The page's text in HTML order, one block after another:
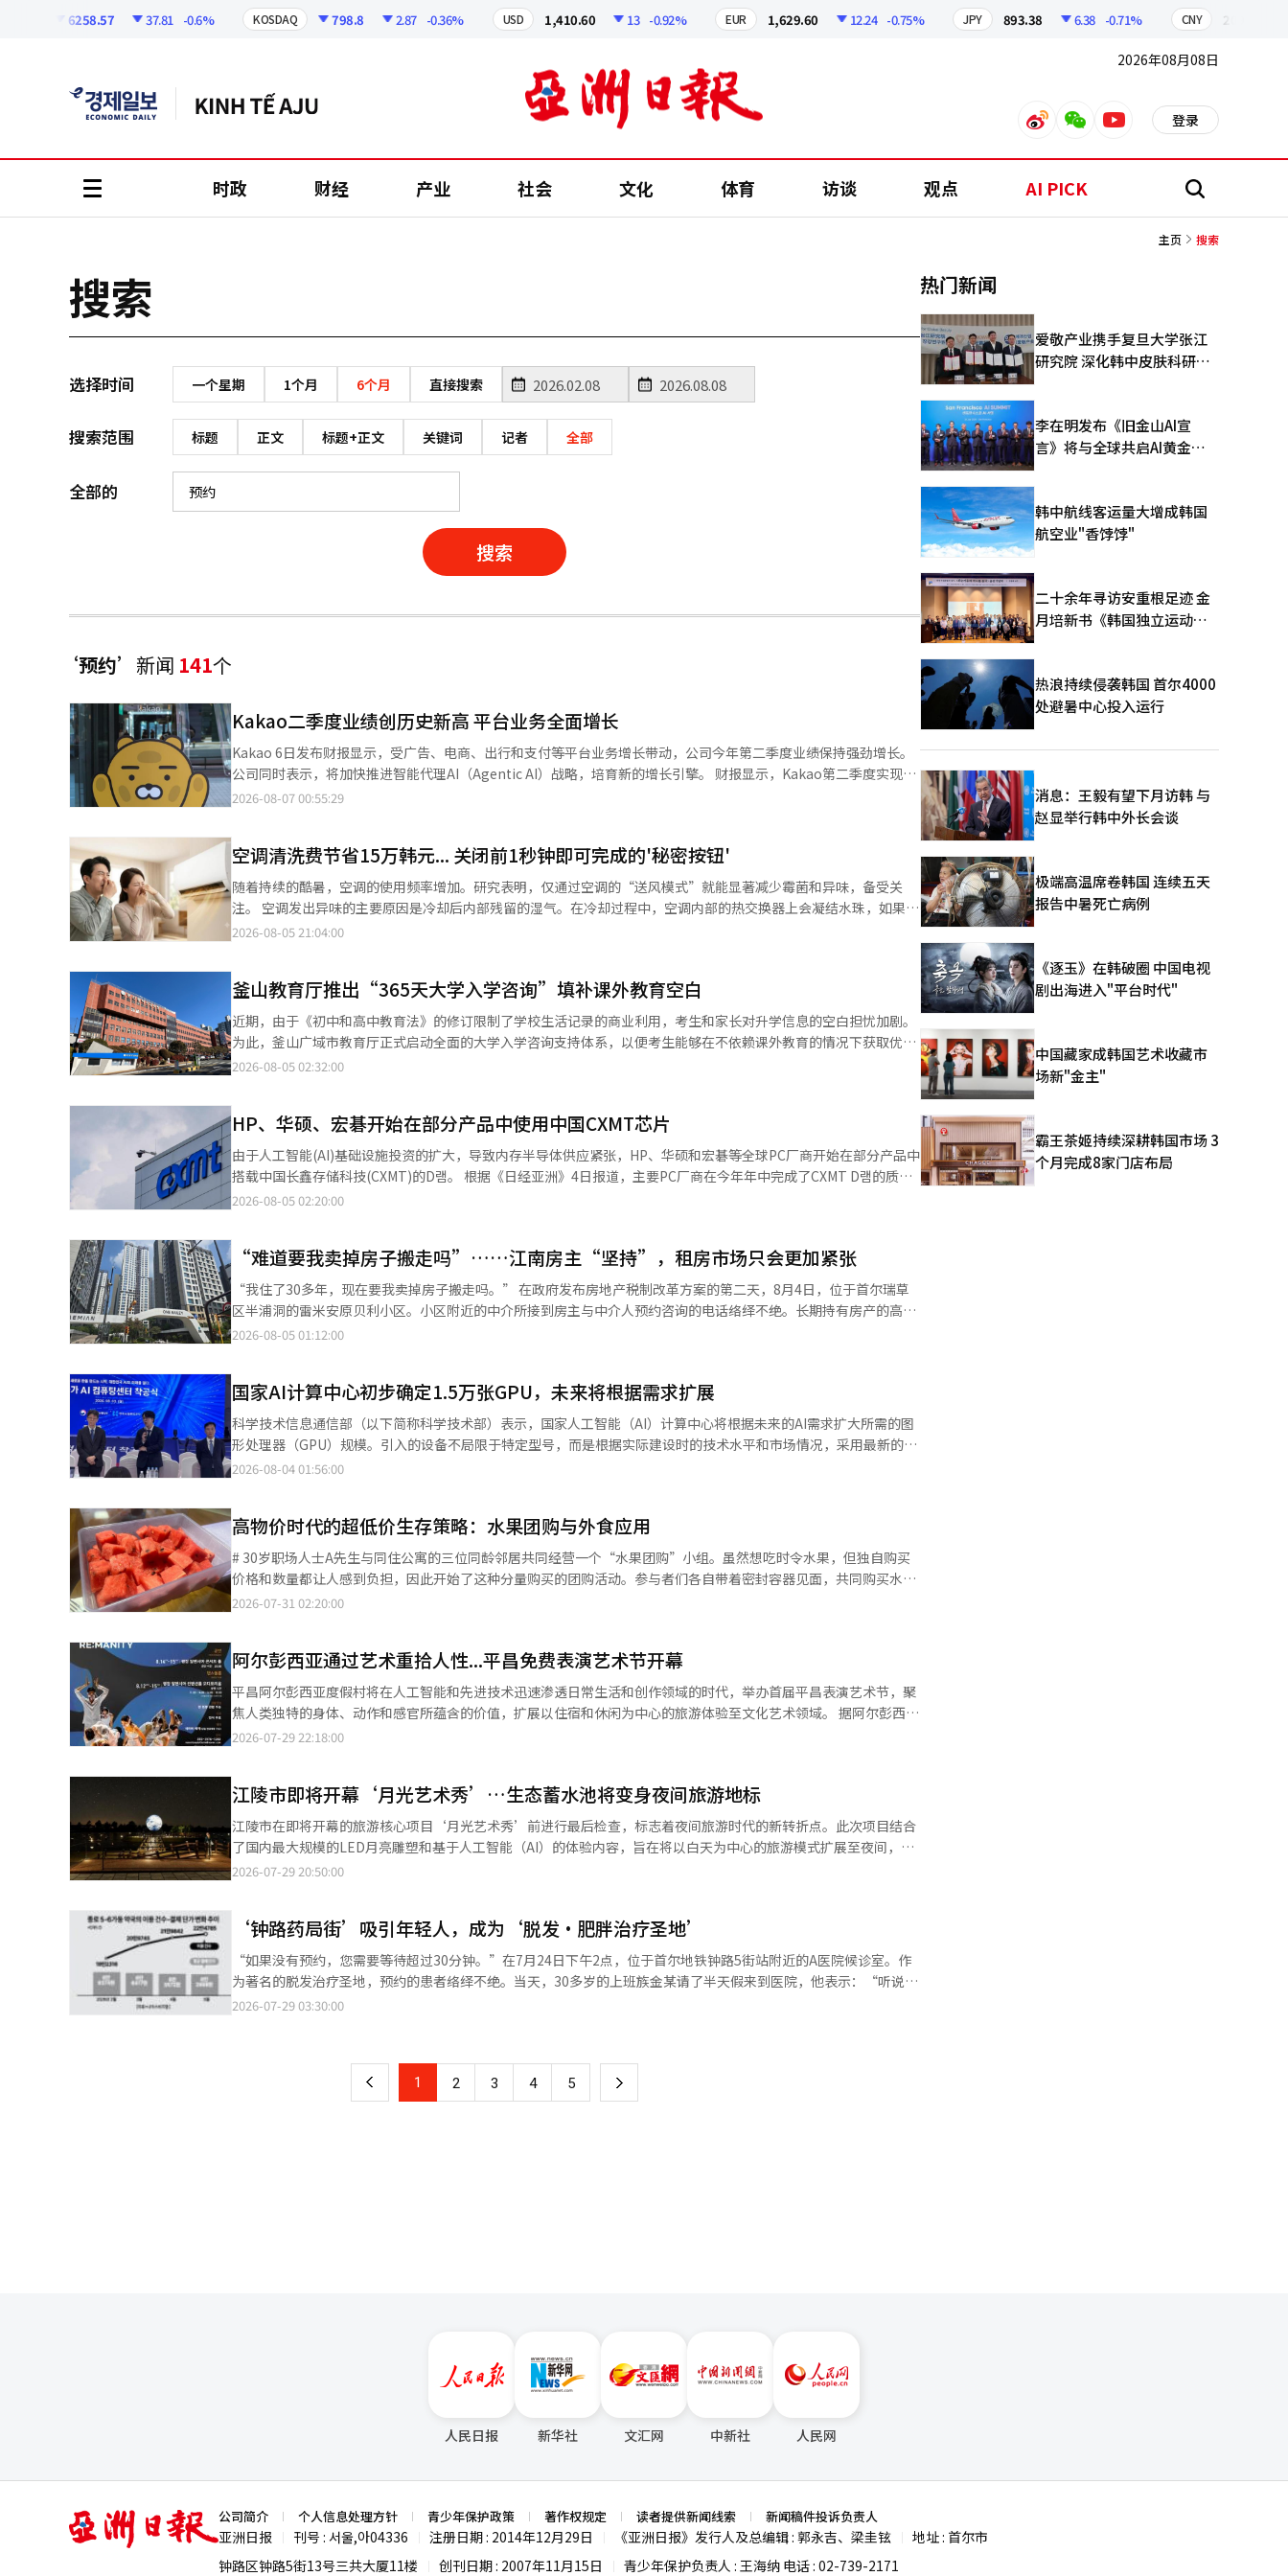
6258.57 37.81 -0.6% KOSDAQ 798.8 2.87 -0.36% USD 1,410.60 13 -0.92% EUR 1,629.60 12.24 -0.75% JPY 893.38 6.38 -0.71% CNY 209.17
2026年08月08日
weiboweixinyoutube 登录
时政 财经 产业 社会 文化 体育 访谈 观点 AI PICK 搜
主页 搜索
搜索
选择时间 一个星期 1个月 6个月 直接搜索
搜索范围 标题 正文 标题+正文 关键词 记者 全部
全部的
搜索
‘预约’ 新闻 141个
Kakao二季度业绩创历史新高 平台业务全面增长
Kakao 6日发布财报显示，受广告、电商、出行和支付等平台业务增长带动，公司今年第二季度业绩保持强劲增长。
公司同时表示，将加快推进智能代理AI（Agentic AI）战略，培育新的增长引擎。 财报显示，Kakao第二季度实现营
业收入2.0985万亿韩元（约合人民币99.2亿元），同比增长9.4%；营业利润2770亿韩元，同比增长35.9%，营业收
需求持续增长带动，商业消息广告收入同比增长20%，广告收入同比增长28%。 电商业务方面，礼物和Talk Deal等
服务交易额达到2.7万亿韩元，同比增长9%；其中，个人消费商品交易额同比增长39%，带动电商业务营业收入同比
增长10%。 此外，包括Kakao Mobility和Kakao Pay在内的平台其他业务实现营业收入5870亿韩元，同比增长
22%。其中，Kakao Pay受金融、支付及平台服务增长带动，营业收入和营业利润均创历史单季度新高。 内容业务方
面，第二季度实现营业收入8682亿韩元，同比增长1%。其中，音乐业务受IP演出扩大带动，同比增长8%；媒体业
长，不仅推动公司业绩创下新高，也为持续加大AI领域投入提供了资金支持。未来，公司将逐步在KakaoTalk中推出
涵盖下单、预约、支付等日常生活场景的Agentic AI服务，并将其打造为新的增长引擎。公司首席执行官郑信雅
（音）表示，将依托KakaoTalk庞大的用户基础和技术生态，加快推动AI智能助手服务普及。
2026-08-07 00:55:29
空调清洗费节省15万韩元... 关闭前1秒钟即可完成的'秘密按钮'
随着持续的酷暑，空调的使用频率增加。研究表明，仅通过空调的“送风模式”就能显著减少霉菌和异味，备受关
注。 空调发出异味的主要原因是冷却后内部残留的湿气。在冷却过程中，空调内部的热交换器上会凝结水珠，如果在
这种状态下关闭电源，潮湿的环境容易滋生霉菌和细菌。 预防的最简单方法是在关闭空调前打开窗户，稍微进行冷
为了充分去除内部湿气，送风运行约60分钟更为有效。 电费方面也无需过于担心。送风模式下，负责冷却的室外机
不工作，能耗大幅降低。LG电子和三星电子也通过官方渠道建议使用送风或自动干燥功能来干燥空调内部，此时的耗
电量相当于一台电风扇的水平。 如果使用送风和干燥功能后异味仍然存在，可能是内部已经积累了霉菌或污垢，建议
进行专业拆解清洗。 一位网友表示：“虽然建议送风1小时，但在特别潮湿的日子里不容易干燥，所以建议送风2小
时。可以把它想象成晾衣服。” 他还提到：“我使用的是自动干燥的型号，时间短，所以每次都设置关闭预约时间。
外地不会让热空气进入，重新打开所有门后，房间里的凉爽空气会适当混合，依然很凉爽。” 不过，他也提醒：“但
如果关闭窗户送风，空调的异味会在室内循环回到空调中，因此一定要打开一个小窗户。”※ 本报道经人工智能
（AI）系统翻译与编辑。
2026-08-05 21:04:00
釜山教育厅推出“365天大学入学咨询”填补课外教育空白
近期，由于《初中和高中教育法》的修订限制了学校生活记录的商业利用，考生和家长对升学信息的空白担忧加剧。
为此，釜山广域市教育厅正式启动全面的大学入学咨询支持体系，以便考生能够在不依赖课外教育的情况下获取优质
的升学信息。 从常规面对面咨询到包括周末在内的1小时内完成的在线咨询，公立教育支持网络已被紧密构建。 常规
日30次，持续约4周。此外，在12月和1月初的正式招生前，也将增加约2周的咨询次数以满足需求。为了防止预约集
中，教育厅每月20日0时仅开放下一个月的预约。 全年无休的在线咨询“e-大学入学咨询”以快速和准确为首要原
则。用户在网站上提出问题后，原则上将在包括周末在内的1小时内得到回复。但对于可能产生重大影响的敏感问
题，支持团队将进行审查，因此可能会例外延长回复时间。 所有大学入学咨询项目均免费提供。因免费预约导致的未
按预约到场（No-show）现象，将对相关咨询者处以2个月的咨询限制，以保护等待者的机会。 教育厅对公立教育咨
不逊色。”并强调：“虽然所有咨询都是免费的，但许多家长对此并不知情，令人遗憾。只需提前预约，任何人都可
以免费获得优质咨询。” 针对因地理条件或环境而难以获取大学入学信息的学生，教育厅也提供了细致的支持。为了
解决地区间的信息差距，教育厅根据学校的申请，开展上门大学入学咨询教室，前往未能享受相关服务的地区。 在确
保不产生污名效应的同时，优先考虑相对缺乏大学入学咨询机会的学校，以低调而扎实的方式提供支持。今年第一学
期，共有32所学校的561名学生获得了上门面对面咨询的支持。 此外，在整体咨询需求相对较少的3月至5月期间，教
育厅长的承诺项目，教育厅计划在未来如果需求持续增加，将积极考虑扩充咨询人员和相关项目。 金锡俊釜山市教育
厅长表示：“我们将竭尽全力确保每个人都能通过公立教育获得可信赖的大学入学信息，并制定符合自身特长和职业
发展的入学策略。”并表示：“我们将持续扩充咨询支持体系，确保没有一名学生被排除在咨询服务之外，无论是时
间、地区还是阶层的壁垒。”※ 本报道经人工智能（AI）系统翻译与编辑。
2026-08-05 02:32:00
HP、华硕、宏碁开始在部分产品中使用中国CXMT芯片
由于人工智能(AI)基础设施投资的扩大，导致内存半导体供应紧张，HP、华硕和宏碁等全球PC厂商开始在部分产品中
搭载中国长鑫存储科技(CXMT)的D램。 根据《日经亚洲》4日报道，主要PC厂商在今年年中完成了CXMT D램的质量
认证，并开始在部分笔记本电脑中有限使用。搭载CXMT芯片的产品主要在美国以外的地区销售。 目前，适用的型号
商主导的市场，因此从CXMT获得大量货源是困难的。” CXMT被列入美国国防部与中国军方有关的企业名单，这对
美国企业来说也是一种负担。不过，CXMT否认了相关指控，并且并非美国全面交易禁令的对象。 尽管面临这些负
担，PC厂商选择CXMT产品的原因在于内存供应紧张的程度非常严重。一些厂商在额外获取中央处理器(CPU)后，急
于寻找相应的内存货源，并已扩大到包括CXMT在内的所有可供应厂商。 一位业内人士表示：“市场供应非常有限，
因此PC厂商希望与所有可能的供应商进行交易。” 市场调研机构IDC预计，由于内存短缺，今年全球PC市场将萎缩
讯、阿里云、字节跳动等中国主要科技企业供应产品。 然而，随着需求的增加，CXMT的D램价格也并不比三星电子
等现有厂商便宜。一位业内人士表示：“CXMT的D램价格绝对不便宜，许多企业正在争取CXMT的货源，因此本季度
之后的供应分配也很难预约。” CXMT计划在上海工厂扩建，确保其生产能力是合肥生产基地的2至3倍。扩建项目还
包括AI核心部件的高带宽内存(HBM)生产设施。
2026-08-05 02:20:00
“难道要我卖掉房子搬走吗”……江南房主“坚持”，租房市场只会更加紧张
“我住了30多年，现在要我卖掉房子搬走吗。” 在政府发布房地产税制改革方案的第二天，8月4日，位于首尔瑞草
区半浦洞的雷米安原贝利小区。小区附近的中介所接到房主与中介人预约咨询的电话络绎不绝。长期持有房产的高龄
业主们在计算增加的持有税和减少的资本利得税减免优惠之间，忙于在出售与持有之间做出选择。 在一家经营22年
询，以便进行具体的税务计算。 该中介所的代表表示：“雷米安原贝利小区内居住超过30年的高龄业主较多，很多
人除了养老金外几乎没有其他收入。”他还提到：“持有税在增加，而未来出售时的减免优惠也在减少，因此许多房
主都在抱怨‘现在就该卖吗’。” 市场上，税制改革可能导致现有房源的挂牌价格调整。另一家雷米安原贝利附近的
中介所工作人员表示：“以长期持有的业主为中心，正在出现考虑是否出售的氛围。”他指出：“现有房源交易不活
跃，积压的房源中，必须出售的房主最终不得不调整价格。” 然而，买家们则期待着更多的节税房源出现，转而采取
点。” 雷米安原贝利小区是一个典型的受长期持有房产影响的项目，因其在重建前就已持有房产，资本利得较大。即
使居住超过10年，若资本利得较大，从2028年起适用的减免金额上限将使资本利得税负担增加。长期居住所得减免
上限在2027年之前没有限制，但2028年将降至2亿韩元，2029年起降至1亿韩元。 假设在雷米安普斯特奇以1.6亿韩
元购入84㎡的房产，持有并居住10年后以5.6亿韩元出售，预计资本利得税将从2027年的2418.5万韩元增加到2028年
的4498.5万韩元，2029年将达到9450万韩元。 出售退路已打开，但……“卖的人已经卖了” 不过，业内普遍认为，
住宅者资本利得税加征的宽限期结束前，已经有相当多的房主强烈意愿出售，许多房产已被整理。 当天，记者在雷米
安原贝利、半浦在、阿克罗河公园、雷米安大治宫等首尔江南地区主要小区的中介所采访发现，尽管税制改革公告后
咨询出售与税负的电话有所增加，但转化为新急售的可能性不高。 持有房产的房主大多能够承受税负，或期待价格进
一步上涨。半浦在附近的一位中介表示：“整理房产的人已经整理了很多，剩下的房主大多倾向于继续持有。”他补
充道：“虽然可能会有一些房源增加，但仅凭此次公告并不会出现大量急售的局面。” 许多高龄资产拥有者在考虑到
韩元的情况下，60岁和70岁的房主宁愿支付持有税继续持有。” 政府计划在2027年和2028年临时降低适用于调控区
域多住宅者的资本利得税加征税率。即使在今年适用加征税率出售房产，明年在进行最终申报时也可以退还超额缴纳
的税款。 虽然今年已打开出售的退路，但由于减税率将适用到2028年，房主并不急于大幅降低挂牌价格。超高价的
单住宅者在2028年之前也可能考虑出售，但由于在2027年底之前仍可享受现有的减免，节税房源预计将在未来一年
内分散出现。 卖方与买方之间的心理差距也阻碍了房源增加转化为实际交易。阿克罗河公园附近的一位中介表
买家的资金筹集受到阻碍，交易几乎没有发生。” 在雷米安大治宫，一些卖方将挂牌价格降低了5000万至1亿韩元，
但是否会导致长期价格下跌仍然不明。最终，卖方需要降低价格，而受到贷款限制影响的买方才能接盘，节税房源才
能真正转化为交易。 房主实居转变……担忧租赁供应减少 与买卖市场节税房源增加的速度缓慢相比，租赁市场则出
现了实居转变的迹象。从明年开始，居住在持有住房的单住宅者将适用综合房地产税基本减免14亿韩元，而居住在其
他地方的单住宅者仅能享受9亿韩元的减免。综合房地产税税额减免和资本利得税长期减免也将围绕持有期限和居住
入住。”他指出：“由于鼓励实居的政策叠加，租赁市场的房源持续减少。” 在大治洞，这种趋势已经导致租赁房源
的短缺。雷米安大治宫附近的一位中介表示：“在此次税制改革公告后，询问房主意向续租时，越来越多的回答
2026-08-05 01:12:00
国家AI计算中心初步确定1.5万张GPU，未来将根据需求扩展
科学技术信息通信部（以下简称科学技术部）表示，国家人工智能（AI）计算中心将根据未来的AI需求扩大所需的图
形处理器（GPU）规模。引入的设备不局限于特定型号，而是根据实际建设时的技术水平和市场情况，采用最新的
GPU和AI半导体进行推进。 科学技术部在3日于全南海宁Solarsido举行的国家AI计算中心开工仪式后进行的问答中，
全南海宁Solarsido的48000多平方米的土地上，计划建成两层建筑。该中心的建设目标是到2028年底完成。在完工
之前，计划从2027年开始利用三星SDS的数据中心提前提供部分AI计算资源。 不过，GPU的追加扩充与否将通过韩
国AI计算中心（韩国AI计算中心）与政府及参与股东之间的协商来决定。韩国AI计算中心以公私合营的形式成立，旨
在灵活应对AI计算需求的变化。 引入的设备不局限于特定产品，而是根据实际建设时的技术水平和市场情况进行选
择。金团队长表示：“三星SDS财团在项目提案时建议了一个GPU配置，但在实际建设阶段，我们计划根据最新的技
情况以及设备选择和采购条件等来决定。 此外，中心运营所需的电力和水源也已得到保障。韩国AI计算中心数据中心
建设总负责人崔熙珠表示：“通过韩国电力的电力系统预约程序，已确认40兆瓦（MW）的电力供应，并通过与地方
自治体的协商，建立了水源供应基础。” 政府计划通过与公共部门的AI计算需求对接，提升中心的初期运营稳定性，
并应对产学研的AI运算需求。
2026-08-04 01:56:00
高物价时代的超低价生存策略：水果团购与外食应用
# 30岁职场人士A先生与同住公寓的三位同龄邻居共同经营一个“水果团购”小组。虽然想吃时令水果，但独自购买
价格和数量都让人感到负担，因此开始了这种分量购买的团购活动。参与者们各自带着密封容器见面，共同购买水果
后进行处理，平均分配。最近，他们共同购买了一整西瓜和一箱桃子。购买西瓜和桃子的费用为每人7900韩元。A先
在发生变化。除了极端节省的“省钱策略”，人们开始通过团购分摊费用，并利用数字平台获取便宜餐厅和折扣信
息，实用型消费逐渐成为日常。 由于外出就餐的负担加重，分享超低价餐厅信息的平台也在迅速普及。一个典型的例
子是“外食应用”，它以地图形式提供每餐低于1万韩元的餐厅信息。用户可以设置1000韩元到1万韩元的预算范
围，寻找符合预算的餐厅，并可以注册自己知道的超低价餐厅。 记者在外食应用中将价格过滤器设置为5000韩元进
行搜索，周边的5家餐厅被显示出来。在其中一家中餐馆，记者确认了与外食应用显示信息一致的“成人炸酱面5000
好几次了，不仅在节省餐费上提供了实质性帮助，还发现了邻里隐藏的性价比美食，乐趣也不少。” 针对临近保质期
或当天制作未售完的食品进行折扣销售的折扣平台在高物价环境中也逐渐崭露头角。“折扣英雄”和“幸运餐”便是
其中的代表。这些应用程序允许用户提前预约面包店、咖啡馆和餐厅的折扣商品包。根据店铺的库存情况，用户可以
按照预约顺序领取商品。由于库存特性，产品组合是随机的，但相比正常价格可便宜50%至60%。实际上，用户之间
的反馈包括：“我以不到1万韩元的价格买到了蛋糕和面包”，“因此大大节省了零食费用”等好评不断。 在生活用
百货”，其门店数量从2023年的22家增加到去年的27家，同期销售额从250亿韩元增长到450亿韩元，增长了80%。
李钟宇 南首尔大学零售营销学教授表示：“与过去不同，相关平台和内容的增多，使消费者更容易获取超低价信息。
由于物价上涨导致实际收入减少，而原有的生活水平必须维持，因此只能积极寻找便宜的选择。”
2026-07-31 02:20:00
阿尔彭西亚通过艺术重拾人性...平昌免费表演艺术节开幕
平昌阿尔彭西亚度假村将在人工智能和先进技术迅速渗透日常生活和创作领域的时代，举办首届平昌表演艺术节，聚
焦人类独特的身体、动作和感官所蕴含的价值，扩展以住宿和休闲为中心的旅游体验至文化艺术领域。 据阿尔彭西亚
度假村消息，首届平昌表演艺术节“Re;Manity”将于8月12日至15日在阿尔彭西亚音乐厅和会议厅的礼堂举行，所
称“Re;Manity”结合了表示“重新”的“Re-”和表示“人性”的“Humanity”，意在重新审视技术发展背景下艺
术与人类的关系。 主要演出将于8月14日和15日晚上8点在阿尔彭西亚音乐厅举行，演出内容包括李正妍舞蹈项目的
现代舞“Simcha”和“숨; Exhilaration”，金俊赫的“雨踩伞声Vol.2”，成允善的“交方鼓舞”和“歌谣长鼓
舞”等。 Wise Ballet团将呈现经典芭蕾“海盗”的主要场景“Grand Pas de Trois”，同时还有爵士舞团队
Mongsikmaek的“忘却”和嘻哈团队Maxcut的“unleash”，以及Yoga院的“Piece of Wrong”等，展现传统与
2点开始，之后的放映时间为上午11点及下午2点、4点和6点。主要演出和舞蹈电影均可通过预订和现场登记方式参
与。 放映作品包括记录濒临消失的地方空间的现代舞和影像的金善怡舞蹈媒体制作所的“空间”，国际电影节获奖作
品Ground Zero Project的“St. ranger”，以及结合实际舞台表演与虚拟空间的李正妍舞蹈项目·Ghost LX
的“Lucid Dream in Metaverse”。 平昌每年在阿尔彭西亚音乐厅和大关岭户外表演场举办平昌大关岭音乐节，积
累了丰富的古典音乐演出基础，今年的音乐节也于7月23日至8月2日举行了19场音乐会及学术活动和地区巡演等。 平
相关人士表示：“希望在大关岭的自然中体验休闲与高水平的表演艺术，本次节日将利用度假村的表演和会议基础设
施，为游客提供新的文化艺术内容。” 照明博物馆相关人士表示：“希望观众能在多样的舞蹈艺术与平昌的自然中获
2026-07-29 22:18:00
江陵市即将开幕‘月光艺术秀’…生态蓄水池将变身夜间旅游地标
江陵市在即将开幕的旅游核心项目‘月光艺术秀’前进行最后检查，标志着夜间旅游时代的新转折点。此次项目结合
了国内最大规模的LED月亮雕塑和基于人工智能（AI）的体验内容，旨在将以白天为中心的旅游模式扩展至夜间，提
升江陵的旅游竞争力。 江陵市于29日下午5时在市政府8楼会议室召开了‘月光艺术秀内容制作及系统建设项目’的
际开幕后运营过程中所需的事项，并确认补充点。 该项目是江陵市推动的旅游核心项目之一，总投资达5.1亿韩元。
项目地点位于江陵市竹轩洞709号的生态蓄水池，旨在与现有的代表性文化遗产旅游地如乌竹轩和仙桥等结合，构建
夜间旅游内容。 尽管江陵拥有乌竹轩、镜浦、仙桥、安目海滩等丰富的旅游资源，但游客的活动主要集中在白天。因
此，市政府制定了扩大夜间可享受的内容，以延长游客停留时间并促进地方经济的战略。 月光艺术秀的最大亮点是将
在生态蓄水池下重岛上安装直径10米的大型LED月亮雕塑。作为国内最大规模的设施，它将在夜空背景下呈现出巨大
型夜间文化空间，为市民和游客提供不同寻常的体验。 此次项目特别引入了积极利用人工智能（AI）技术的参与型程
序，以实现差异化。 代表性内容‘寻找我的月亮’是一个观众亲自参与的体验项目。16岁以下的观众将获得未来的
节目，预计将进一步增强游客的流入效果。 金仲南江陵市市长表示：“此次最终报告会重点检查了现场动线、安全管
理和观众便利等实际运营所需的事项，我们将确保生态蓄水池在白天进行乌竹轩传统划船，夜间进行月光艺术秀，成
为江陵的新地标，为地方经济注入活力，做好最后的准备。” 此外，江陵市表示将在9月1日市民日开幕后，将月光
艺术秀培育为四季代表性的夜间旅游内容，提升停留型旅游城市的竞争力，发展为地方经济振兴的核心旅游资源。※
2026-07-29 20:50:00
‘钟路药局街’吸引年轻人，成为‘脱发·肥胖治疗圣地’
“如果没有预约，您需要等待超过30分钟。”在7月24日下午2点，位于首尔地铁钟路5街站附近的A医院候诊室。作
为著名的脱发治疗圣地，预约的患者络绎不绝。当天，30多岁的上班族金某请了半天假来到医院，他表示：“听说可
以节省处方和药费，经过网上搜索才找到钟路5街。”他对比预期的等待时间，摇头表示：“没想到人会这么
享受了7%的折扣，药费不到10万韩元，感觉很满意。”当天，钟路5街的“脱发专科”医院候诊室内，年轻人的身影
不断涌入。许多脱发治疗医院表示，进行脱发咨询和医生开处方的时间短至30秒。曾有患者分享，甚至在诊疗室的椅
子上坐下之前，处方就已经结束。接受诊疗后拿到处方的人们，立即向楼下的药局走去。◆ 药局街的新顾客是年轻
到一半。毛发治疗药物的价格也相差不大，1阶段（2.5㎎）的价格为27万5000到28万韩元，2阶段（5㎎）的价格为
36万5000到37万5000韩元，3阶段（7.5㎎）和4阶段（7.5㎎）的价格相对接近，均为53万韩元。与朋友一同前来的
20多岁女性李某表示：“为了省下1万韩元，我和朋友一起过来，觉得比在本地便宜1万到2万韩元，来这里是对
的。”根据NiceBizMap对钟路5街药局市场的分析资料，截至今年5月，市场规模已达到141亿6000万韩元。随着年
轻消费群体的增加，药局市场的客户结构也发生了变化。使用次数为224785次，比上月增长2.2%，但平均支付单价
街药局街的变化显示了药局市场的重心正在转移。曾以60岁以上客户为主的空间，如今正逐渐被追求脱发和肥胖管理
需求的2030年轻人所取代。仁荷大学消费者学系教授李恩熙表示：“脱发治疗和减肥并不是短期消费，而是需要持续
管理的领域。”她指出：“从消费者的角度来看，这与外貌管理和自信心的恢复密切相关，因此他们更倾向于寻
找‘合理价格’而不是完全减少支出。”她还表示：“尤其是20和30岁的人群习惯于通过互联网进行价格比较，在高
物价环境下，医疗领域也开始重视性价比，需求逐渐集中到具有价格竞争力的渠道。”部分人士对脱发治疗药物和肥
2026-07-29 03:30:00
上 1 2 3 4 5 下
热门新闻
爱敬产业携手复旦大学张江
研究院 深化韩中皮肤科研合
李在明发布《旧金山AI宣
言》将与全球共启AI黄金时
韩中航线客运量大增成韩国
航空业"香饽饽"
二十余年寻访安重根足迹 金
月培新书《韩国独立运动圣
热浪持续侵袭韩国 首尔4000
处避暑中心投入运行
消息：王毅有望下月访韩 与
赵显举行韩中外长会谈
极端高温席卷韩国 连续五天
报告中暑死亡病例
《逐玉》在韩破圈 中国电视
剧出海进入"平台时代"
中国藏家成韩国艺术收藏市
场新"金主"
霸王茶姬持续深耕韩国市场 3
个月完成8家门店布局
人民日报 新华社 文汇网 中新社 人民网
亚
洲
日
公司简介 个人信息处理方针 青少年保护政策 著作权规定 读者提供新闻线索 新闻稿件投诉负责人
亚洲日报 刊号 : 서울,아04336 注册日期 : 2014年12月29日 《亚洲日报》发行人及总编辑 : 郭永吉、梁圭铉
地址 : 首尔市
钟路区钟路5街13号三共大厦11楼
创刊日期 : 2007年11月15日 青少年保护负责人 : 王海纳 电话 : 02-739-2171